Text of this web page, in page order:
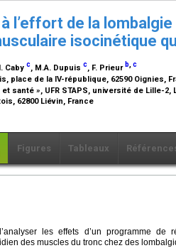
l’effort de la
isocinétique
Caby c, M.A. Dupuis c, F. Prieur b,c
place de la IV-république, 62590 Oignies,
et santé » , UFR STAPS, université de Lille-
62800 Liévin, France
Figures Tableaux
les effets d’un programme de
des muscles du tronc chez des